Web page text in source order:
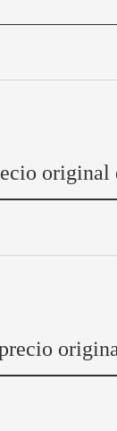
original